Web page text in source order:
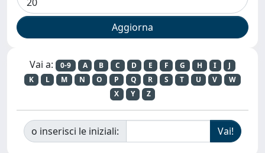
Vai a: 0-9 A B C D E F G H I
J
K
L M N O P Q R S T U V
W
X
Y Z
o inserisci le iniziali: